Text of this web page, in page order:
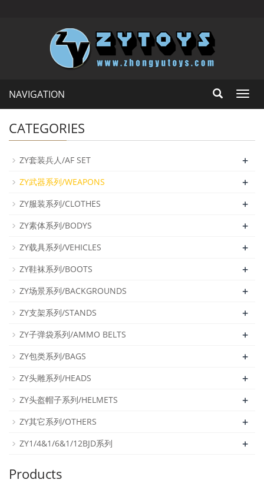
NAVIGATION
CATEGORIES
ZY套装兵人/AF SET +
ZY武器系列/WEAPONS +
ZY服装系列/CLOTHES +
ZY素体系列/BODYS +
ZY载具系列/VEHICLES +
ZY鞋袜系列/BOOTS +
ZY场景系列/BACKGROUNDS +
ZY支架系列/STANDS +
ZY子弹袋系列/AMMO BELTS +
ZY包类系列/BAGS +
ZY头雕系列/HEADS +
ZY头盔帽子系列/HELMETS +
ZY其它系列/OTHERS +
ZY1/4&1/6&1/12BJD系列 +
Products